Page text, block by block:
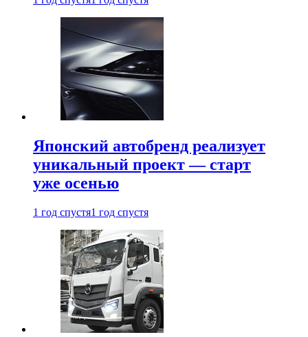
Японский автобренд реализует
уникальный проект — старт
уже осенью
1 год спустя1 год спустя